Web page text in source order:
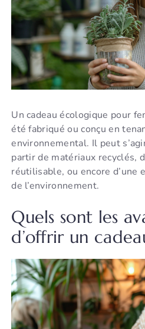
Un cadeau écologique pour
été fabriqué ou conçu en
environnemental. Il peut
partir de matériaux recyclés,
réutilisable, ou encore d’une
de l’environnement.
Quels sont les
d’offrir un